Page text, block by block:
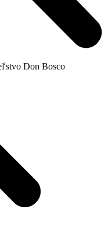
Don Bosco